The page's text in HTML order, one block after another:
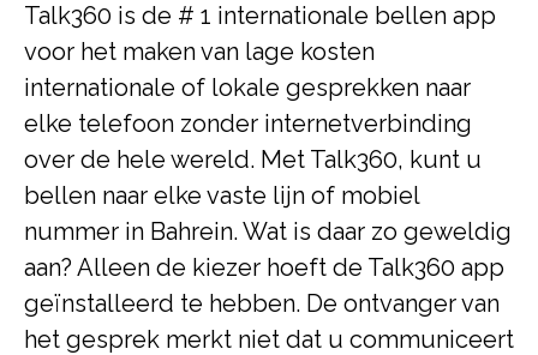
Talk360 is de # 1 internationale bellen app
voor het maken van lage kosten
internationale of lokale gesprekken naar
elke telefoon zonder internetverbinding
over de hele wereld. Met Talk360, kunt u
bellen naar elke vaste lijn of mobiel
nummer in Bahrein. Wat is daar zo geweldig
aan? Alleen de kiezer hoeft de Talk360 app
geïnstalleerd te hebben. De ontvanger van
het gesprek merkt niet dat u communiceert